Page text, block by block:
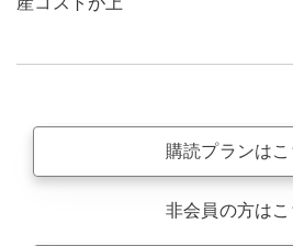
購読プランはこ
非会員の方はこ